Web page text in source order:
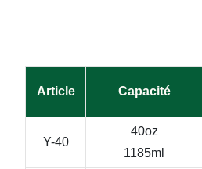
Article Capacité
Y-40
40oz
1185ml